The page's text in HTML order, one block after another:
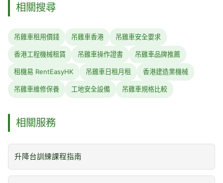
相關搜尋
吊雞車租用價錢 吊雞車香港 吊雞車安全要求
香港工程機械租賃 吊雞車操作證書 吊雞車品牌推薦
租機易 RentEasyHK 吊雞車日租月租 香港建造業機械
吊雞車維修保養 工地安全設備 吊雞車規格比較
相關服務
升降台訓練課程指南